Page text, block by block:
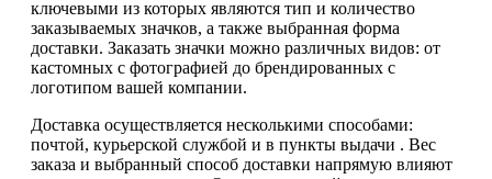
ключевыми из которых являются тип и количество
заказываемых значков, а также выбранная форма
доставки. Заказать значки можно различных видов: от
кастомных с фотографией до брендированных с
логотипом вашей компании.
Доставка осуществляется несколькими способами:
почтой, курьерской службой и в пункты выдачи . Вес
заказа и выбранный способ доставки напрямую влияют